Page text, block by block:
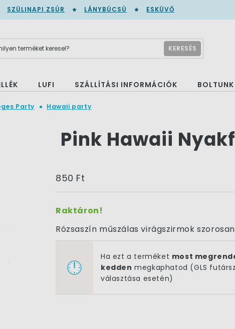
SZÜLINAPI ZSÚR LÁNYBÚCSÚ ESKÜVŐ
KERESÉS
LUFI SZÁLLÍTÁSI INFORMÁCIÓK BOLTUNK
Party Hawaii party
Pink Hawaii
850 Ft
Raktáron!
Rózsaszín műszálas virágszirmok
Ha ezt a terméket most
kedden megkaphatod (GLS
választása esetén)